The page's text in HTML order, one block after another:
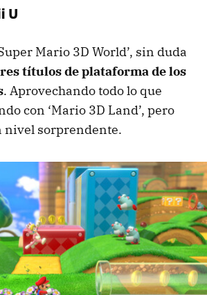
U
Mario 3D World’, sin duda
títulos de plataforma de los
. Aprovechando todo lo que
con ‘Mario 3D Land’, pero
nivel sorprendente.